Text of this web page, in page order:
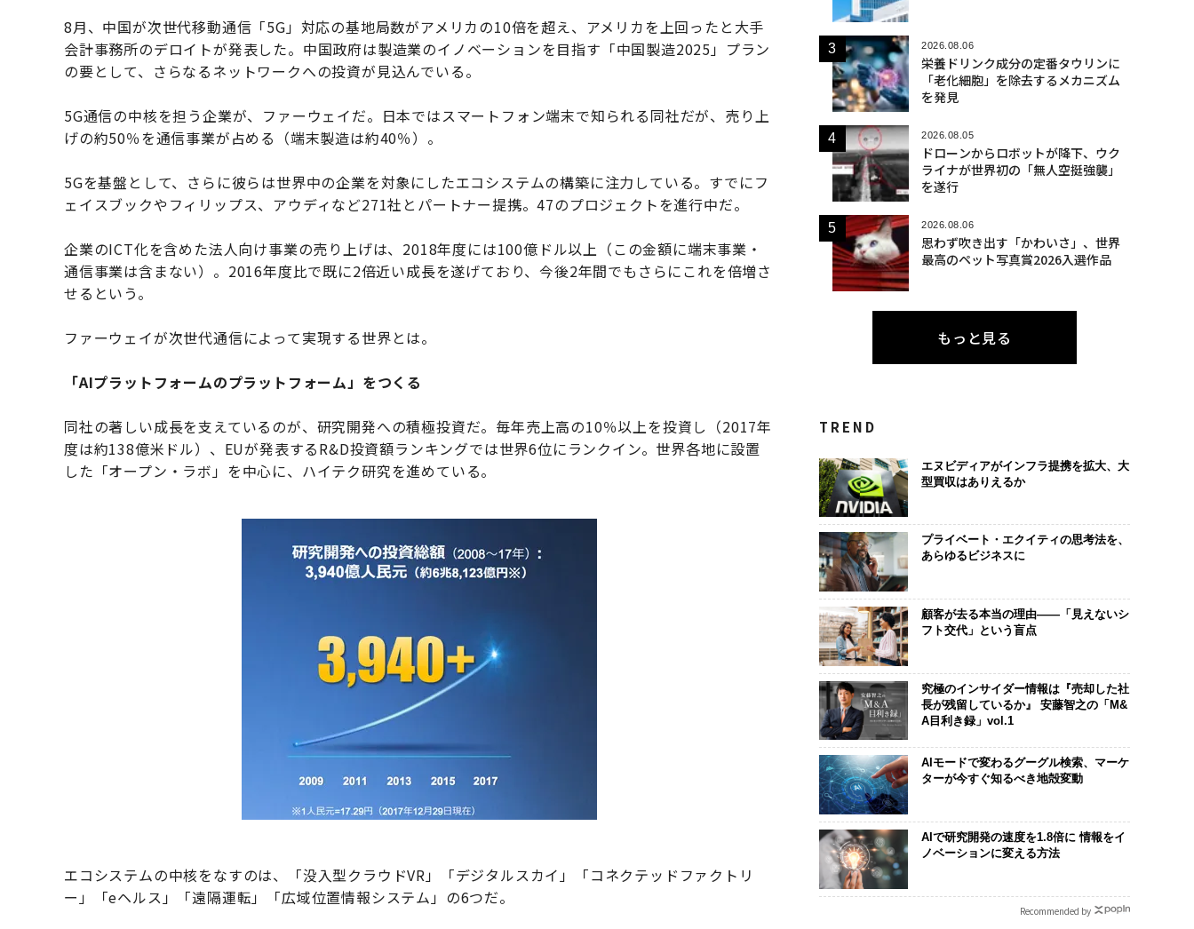
8月、中国が次世代移動通信「5G」対応の基地局数がアメリカの10倍を超え、アメリカを上回ったと大手
会計事務所のデロイトが発表した。中国政府は製造業のイノベーションを目指す「中国製造2025」プラン
の要として、さらなるネットワークへの投資が見込んでいる。
5G通信の中核を担う企業が、ファーウェイだ。日本ではスマートフォン端末で知られる同社だが、売り上
げの約50％を通信事業が占める（端末製造は約40％）。
5Gを基盤として、さらに彼らは世界中の企業を対象にしたエコシステムの構築に注力している。すでにフ
ェイスブックやフィリップス、アウディなど271社とパートナー提携。47のプロジェクトを進行中だ。
企業のICT化を含めた法人向け事業の売り上げは、2018年度には100億ドル以上（この金額に端末事業・
通信事業は含まない）。2016年度比で既に2倍近い成長を遂げており、今後2年間でもさらにこれを倍増さ
せるという。
ファーウェイが次世代通信によって実現する世界とは。
「AIプラットフォームのプラットフォーム」をつくる
同社の著しい成長を支えているのが、研究開発への積極投資だ。毎年売上高の10％以上を投資し（2017年
度は約138億米ドル）、EUが発表するR&D投資額ランキングでは世界6位にランクイン。世界各地に設置
した「オープン・ラボ」を中心に、ハイテク研究を進めている。
エコシステムの中核をなすのは、「没入型クラウドVR」「デジタルスカイ」「コネクテッドファクトリ
ー」「eヘルス」「遠隔運転」「広域位置情報システム」の6つだ。
2026.08.06
栄養ドリンク成分の定番タウリンに
「老化細胞」を除去するメカニズム
を発見
2026.08.05
ドローンからロボットが降下、ウク
ライナが世界初の「無人空挺強襲」
を遂行
2026.08.06
思わず吹き出す「かわいさ」、世界
最高のペット写真賞2026入選作品
もっと見る
TREND
エヌビディアがインフラ提携を拡大、大
型買収はありえるか
プライベート・エクイティの思考法を、
あらゆるビジネスに
顧客が去る本当の理由——「見えないシ
フト交代」という盲点
究極のインサイダー情報は『売却した社
長が残留しているか』 安藤智之の「M&
A目利き録」vol.1
AIモードで変わるグーグル検索、マーケ
ターが今すぐ知るべき地殻変動
AIで研究開発の速度を1.8倍に 情報をイ
ノベーションに変える方法
Recommended by